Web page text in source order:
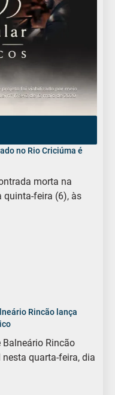
no Rio Criciúma é
morta na
quinta-feira (6), às
Rincão lança
Balneário Rincão
quarta-feira, dia